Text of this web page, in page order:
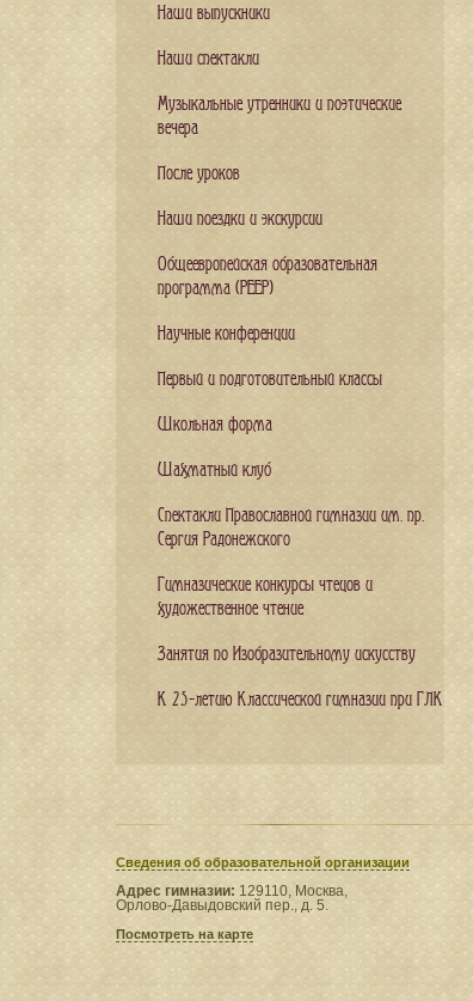
Наши выпускники
Наши спектакли
Музыкальные утренники и поэтические
вечера
После уроков
Наши поездки и экскурсии
Общеевропейская образовательная
программа (PEEP)
Научные конференции
Первый и подготовительный классы
Школьная форма
Шахматный клуб
Спектакли Православной гимназии им. пр.
Сергия Радонежского
Гимназические конкурсы чтецов и
художественное чтение
Занятия по Изобразительному искусству
К 25-летию Классической гимназии при ГЛК
Сведения​ об образовательной организации
Адрес гимназии: 129110, Москва,
Орлово-Давыдовский пер., д. 5.
Посмотреть на карте